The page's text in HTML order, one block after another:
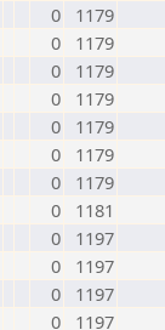
0
1179
0
1179
0
1179
0
1179
0
1179
0
1179
0
1179
0
1181
0
1197
0
1197
0
1197
0
1197